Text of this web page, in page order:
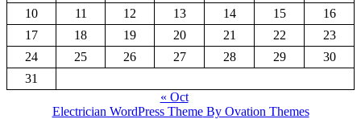
10
11 12 13 14 15
16
17
18 19 20 21 22
23
24
25 26 27 28 29
30
31
« Oct
Electrician WordPress ThemeBy Ovation Themes